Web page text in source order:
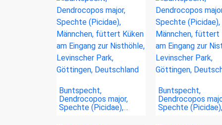
Buntspecht,
Dendrocopos major,
Spechte (Picidae),…
Buntspecht,
Dendrocopos
Spechte